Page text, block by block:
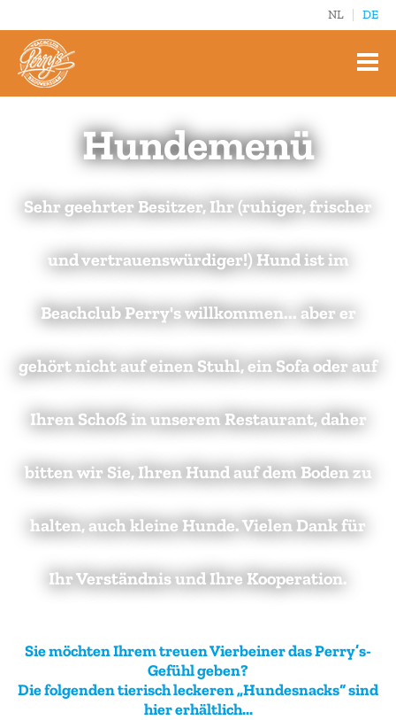
NL DE
Hundemenü
Sehr geehrter Besitzer, Ihr (ruhiger, frischer
und vertrauenswürdiger!) Hund ist im
Beachclub Perry's willkommen... aber er
gehört nicht auf einen Stuhl, ein Sofa oder auf
Ihren Schoß in unserem Restaurant, daher
bitten wir Sie, Ihren Hund auf dem Boden zu
halten, auch kleine Hunde. Vielen Dank für
Ihr Verständnis und Ihre Kooperation.
Sie möchten Ihrem treuen Vierbeiner das Perry’s-
Gefühl geben?
Die folgenden tierisch leckeren „Hundesnacks“ sind
hier erhältlich...